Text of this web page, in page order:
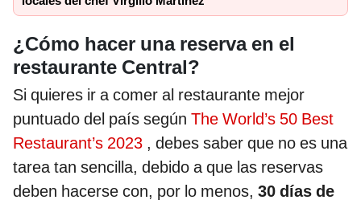
¿Cómo hacer una reserva en el
restaurante Central?
Si quieres ir a comer al restaurante mejor
puntuado del país según The World’s 50 Best
Restaurant’s 2023 , debes saber que no es una
tarea tan sencilla, debido a que las reservas
deben hacerse con, por lo menos, 30 días de